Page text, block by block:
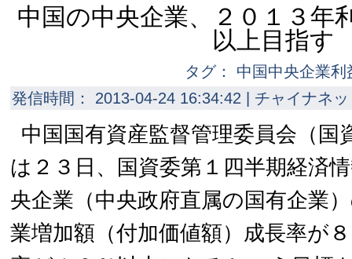
中国の中央企業、２０１３年
以上目指す
タグ： 中国中央企業利
発信時間： 2013-04-24 16:34:42 | チャイナネ
中国国有資産監督管理委員会（国
は２３日、国資委第１四半期経済
央企業（中央政府直属の国有企業
業増加額（付加価値額）成長率が